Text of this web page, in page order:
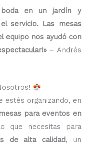
boda en un jardín y
servicio. Las mesas
equipo nos ayudó con
– Andrés
estés organizando, en
para eventos en
que necesitas para
de alta calidad, un